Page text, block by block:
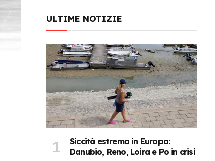
ULTIME NOTIZIE
Siccità estrema in Europa:
Danubio, Reno, Loira e Po in crisi